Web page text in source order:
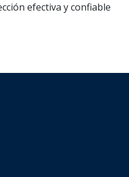
efectiva y confiable